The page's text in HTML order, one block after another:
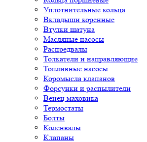
Уплотнительные кольца
Вкладыши коренные
Втулки шатуна
Масляные насосы
Распредвалы
Толкатели и направляющие
Топливные насосы
Коромысла клапанов
Форсунки и распылители
Венец маховика
Термостаты
Болты
Коленвалы
Клапаны